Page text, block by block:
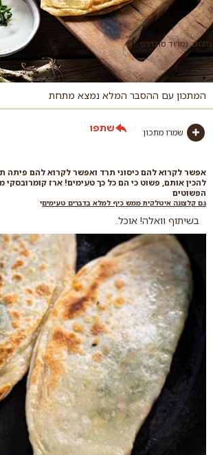
צילום: נמרוד סונדרס
המתכון עם ההסבר המלא נמצא מתחת
שמרו מתכון שתפו
אפשר לקרוא להם כיסוני תרד ואפשר לקרוא להם פיתה
להכין אותם, פשוט כי הם כל כך טעימים! ארז
הפשוטים
גם קלצונה איטלקית ממש כיף למלא בדברים טעימיםי
בשיתוף וואלה! אוכל.